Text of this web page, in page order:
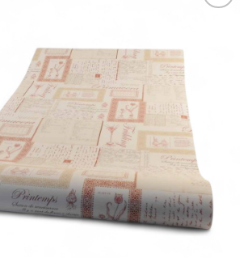
verlanglijst